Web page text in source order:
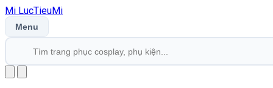
Mi LucTieuMi
Menu